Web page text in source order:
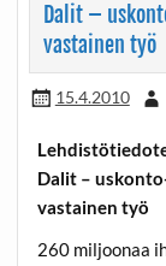
Dalit –
vastainen työ
15.4.2010
Dalit –
vastainen työ
260 miljoonaa